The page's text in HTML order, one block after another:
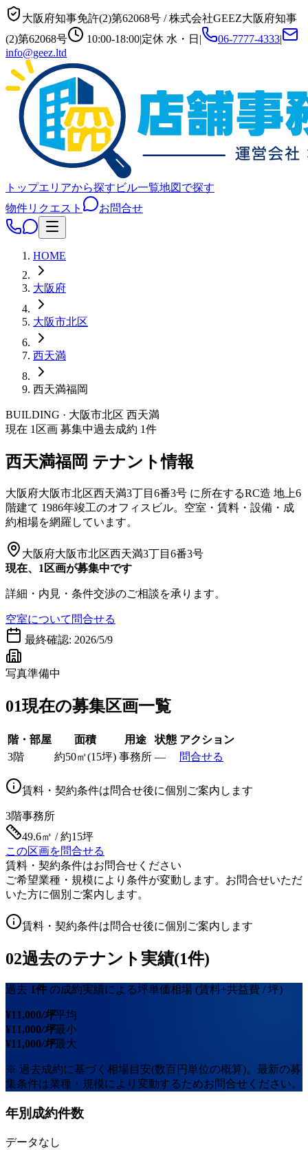
大阪府知事免許(2)第62068号 /株式会社GEEZ大阪府知事
(2)第62068号
10:00-18:00|定休 水・日 | 06-7777-4333|
info@geez.ltd
トップエリアから探す ビル一覧地図で探す
物件リクエスト
お問合せ
HOME
大阪府
大阪市北区
西天満
西天満福岡
BUILDING · 大阪市北区 西天満
現在 1 区画 募集中過去成約 1件
西天満福岡 テナント情報
大阪府大阪市北区西天満3丁目6番3号 に所在するRC造 地上6
階建て 1986年竣工のオフィスビル。空室・賃料・設備・成
約相場を網羅しています。
大阪府大阪市北区西天満3丁目6番3号
現在、1区画が募集中です
詳細・内見・条件交渉のご相談を承ります。
空室について問合せる
最終確認: 2026/5/9
写真準備中
01現在の募集区画一覧
階・部屋 面積 用途 状態 アクション
3階
約50㎡(15坪) 事務所 — 問合せる
賃料・契約条件は問合せ後に個別ご案内します
3階事務所
49.6㎡ / 約15坪
この区画を問合せる
賃料・契約条件はお問合せください
ご希望業種・規模により条件が変動します。お問合せいただ
いた方に個別ご案内します。
賃料・契約条件は問合せ後に個別ご案内します
02過去のテナント実績(1件)
過去 1件 の成約実績による坪単価相場 (賃料+共益費 / 坪)
¥11,000/坪平均
¥11,000/坪最小
¥11,000/坪最大
※ 過去成約に基づく相場目安(数百円単位の概算)。最新の募
集条件は業種・規模により変動するためお問合せください。
年別成約件数
データなし